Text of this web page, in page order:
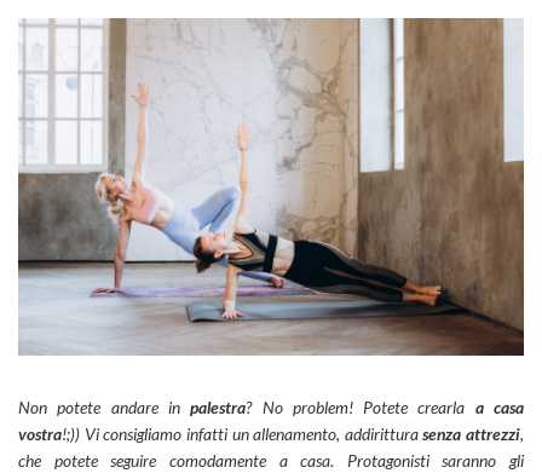
Non potete andare inpalestra? No problem! Potete crearla a casa
vostra!;)) Vi consigliamo infatti un allenamento, addiritturasenza attrezzi,
che potete seguire comodamente a casa. Protagonisti saranno gli